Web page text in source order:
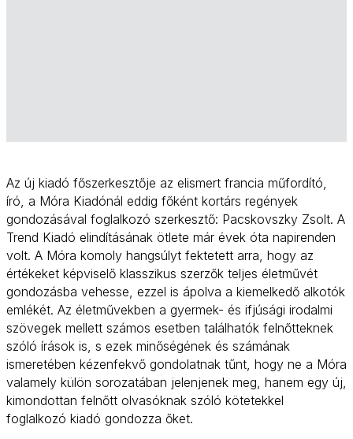
Az új kiadó főszerkesztője az elismert francia műfordító,
író, a Móra Kiadónál eddig főként kortárs regények
gondozásával foglalkozó szerkesztő: Pacskovszky Zsolt. A
Trend Kiadó elindításának ötlete már évek óta napirenden
volt. A Móra komoly hangsúlyt fektetett arra, hogy az
értékeket képviselő klasszikus szerzők teljes életművét
gondozásba vehesse, ezzel is ápolva a kiemelkedő alkotók
emlékét. Az életművekben a gyermek- és ifjúsági irodalmi
szövegek mellett számos esetben találhatók felnőtteknek
szóló írások is, s ezek minőségének és számának
ismeretében kézenfekvő gondolatnak tűnt, hogy ne a Móra
valamely külön sorozatában jelenjenek meg, hanem egy új,
kimondottan felnőtt olvasóknak szóló kötetekkel
foglalkozó kiadó gondozza őket.